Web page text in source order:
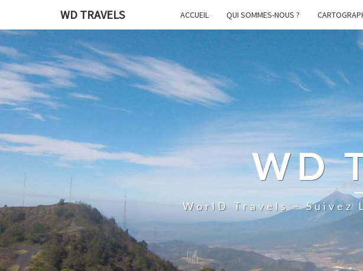
WD TRAVELS ACCUEIL QUI SOMMES-NOUS ?
WD
WorlD Travels – Suivez